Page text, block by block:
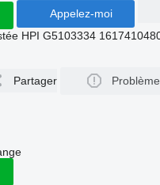
Appelez-moi
Partager Problème